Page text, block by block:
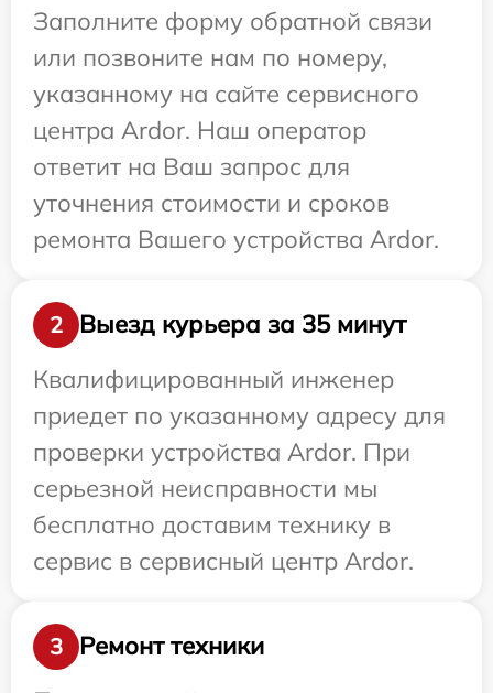
Заполните форму обратной связи
или позвоните нам по номеру,
указанному на сайте сервисного
центра Ardor. Наш оператор
ответит на Ваш запрос для
уточнения стоимости и сроков
ремонта Вашего устройства Ardor.
2
Выезд курьера за 35 минут
Квалифицированный инженер
приедет по указанному адресу для
проверки устройства Ardor. При
серьезной неисправности мы
бесплатно доставим технику в
сервис в сервисный центр Ardor.
3
Ремонт техники